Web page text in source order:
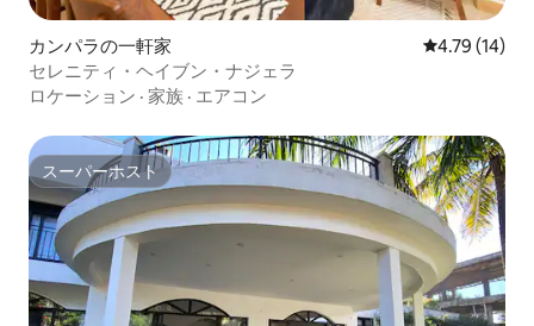
カンパラの一軒家 レビュー14
4.79 (14)
セレニティ・ヘイブン・ナジェラ
ロケーション · 家族 · エアコン
スーパーホスト
スーパーホスト